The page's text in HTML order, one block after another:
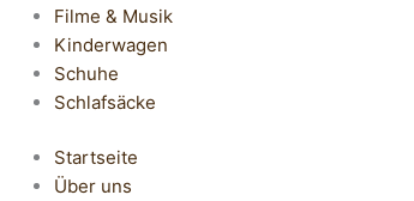
Filme & Musik
Kinderwagen
Schuhe
Schlafsäcke
Startseite
Über uns